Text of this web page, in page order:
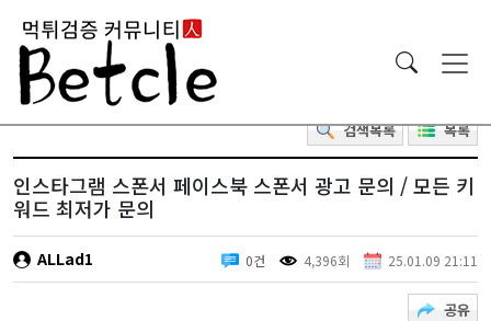
검색목록 목록
인스타그램 스폰서 페이스북 스폰서 광고 문의 / 모든 키
워드 최저가 문의
ALLad1 0건 4,396회 25.01.09 21:11
공유